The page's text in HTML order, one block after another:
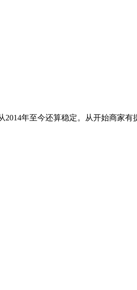
年至今还算稳定。从开始商家